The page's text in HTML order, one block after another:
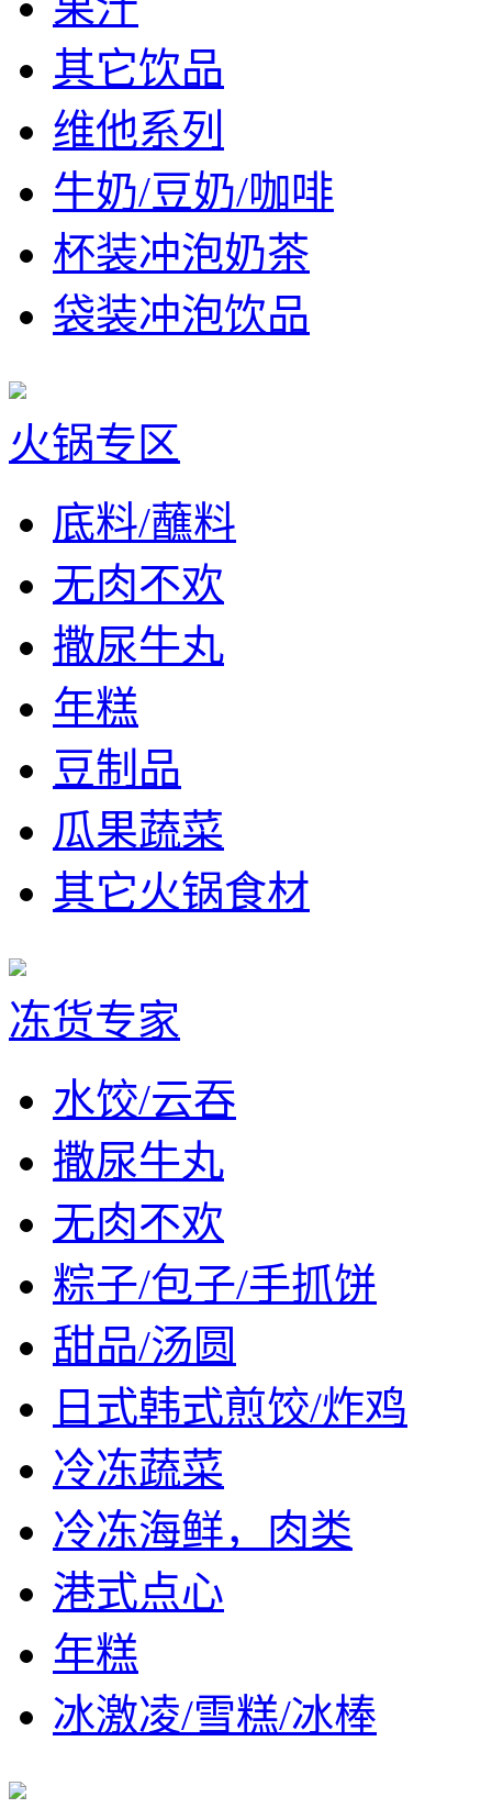
其它饮品
维他系列
牛奶/豆奶/咖啡
杯装冲泡奶茶
袋装冲泡饮品
火锅专区
底料/蘸料
无肉不欢
撒尿牛丸
年糕
豆制品
瓜果蔬菜
其它火锅食材
冻货专家
水饺/云吞
撒尿牛丸
无肉不欢
粽子/包子/手抓饼
甜品/汤圆
日式韩式煎饺/炸鸡
冷冻蔬菜
冷冻海鲜，肉类
港式点心
年糕
冰激凌/雪糕/冰棒